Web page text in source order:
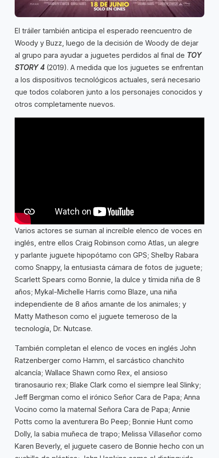
El tráiler también anticipa el esperado reencuentro de
Woody y Buzz, luego de la decisión de Woody de dejar
al grupo para ayudar a juguetes perdidos al final de TOY
STORY 4 (2019). A medida que los juguetes se enfrentan
a los dispositivos tecnológicos actuales, será necesario
que todos colaboren junto a los personajes conocidos y
otros completamente nuevos.
Varios actores se suman al increíble elenco de voces en
inglés, entre ellos Craig Robinson como Atlas, un alegre
y parlante juguete hipopótamo con GPS; Shelby Rabara
como Snappy, la entusiasta cámara de fotos de juguete;
Scarlett Spears como Bonnie, la dulce y tímida niña de 8
años; Mykal-Michelle Harris como Blaze, una niña
independiente de 8 años amante de los animales; y
Matty Matheson como el juguete temeroso de la
tecnología, Dr. Nutcase.
También completan el elenco de voces en inglés John
Ratzenberger como Hamm, el sarcástico chanchito
alcancía; Wallace Shawn como Rex, el ansioso
tiranosaurio rex; Blake Clark como el siempre leal Slinky;
Jeff Bergman como el irónico Señor Cara de Papa; Anna
Vocino como la maternal Señora Cara de Papa; Annie
Potts como la aventurera Bo Peep; Bonnie Hunt como
Dolly, la sabia muñeca de trapo; Melissa Villaseñor como
Karen Beverly, el juguete casero de Bonnie hecho con un